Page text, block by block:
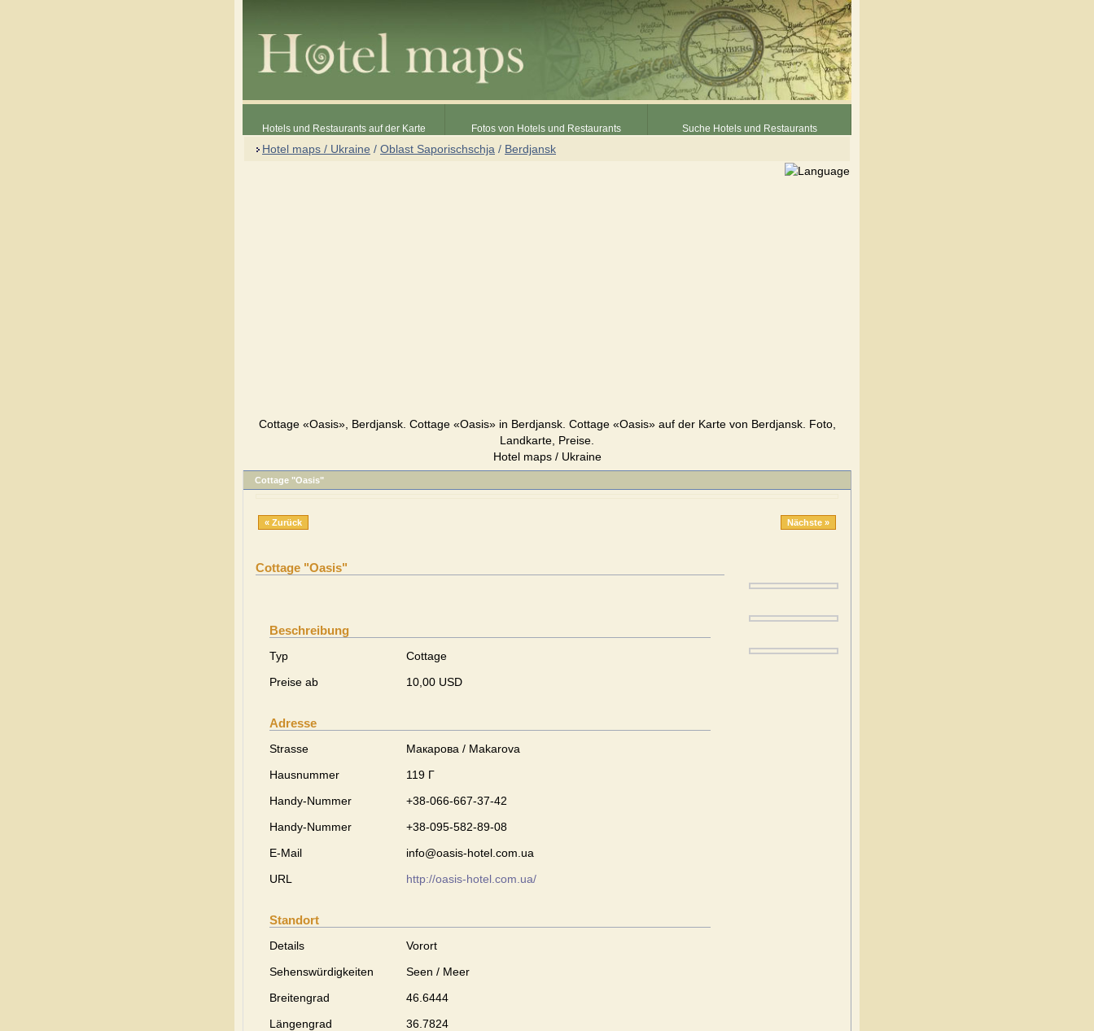
Hotels und Restaurants auf der Karte Fotos von Hotels und Restaurants Suche Hotels und Restaurants
Hotel maps / Ukraine / Oblast Saporischschja / Berdjansk
Cottage «Oasis», Berdjansk. Cottage «Oasis» in Berdjansk. Cottage «Oasis» auf der Karte von Berdjansk. Foto,
Landkarte, Preise.
Hotel maps / Ukraine
Cottage "Oasis"
« Zurück Nächste »
Cottage "Oasis"
Beschreibung
Typ
Cottage
Preise ab
10,00 USD
Adresse
Strasse
Макарова / Makarova
Hausnummer
119 Г
Handy-Nummer
+38-066-667-37-42
Handy-Nummer
+38-095-582-89-08
E-Mail
info@oasis-hotel.com.ua
URL
http://oasis-hotel.com.ua/
Standort
Details
Vorort
Sehenswürdigkeiten
Seen / Meer
Breitengrad
46.6444
Längengrad
36.7824